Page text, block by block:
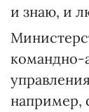
и знаю, и
командно-
например,